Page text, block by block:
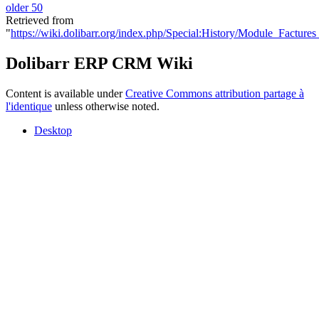
older 50
Retrieved from
"https://wiki.dolibarr.org/index.php/Special:History/
Dolibarr ERP CRM Wiki
Content is available underCreative Commons attribution partage à
l'identique unless otherwise noted.
Desktop